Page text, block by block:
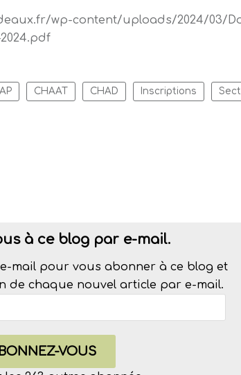
wp-content/uploads/2024/03/
CHAAT CHAD Inscriptions
à ce blog par e-mail.
mail pour vous abonner à ce blog et
de chaque nouvel article par e-mail.
VOUS